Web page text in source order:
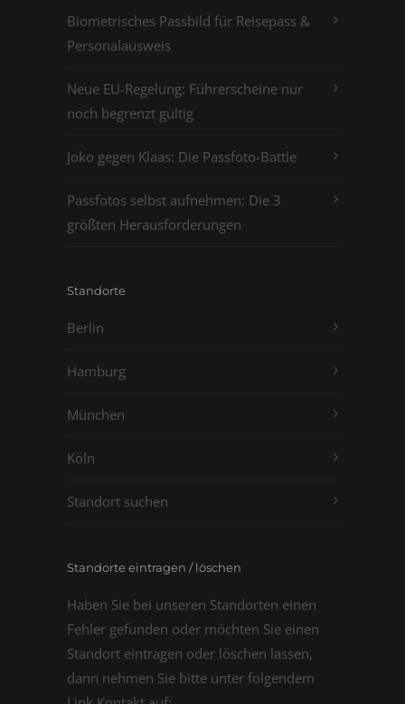
Biometrisches Passbild für Reisepass &
Personalausweis
Neue EU-Regelung: Führerscheine nur
noch begrenzt gültig
Joko gegen Klaas: Die Passfoto-Battle
Passfotos selbst aufnehmen: Die 3
größten Herausforderungen
Standorte
Berlin
Hamburg
München
Köln
Standort suchen
Standorte eintragen / löschen
Haben Sie bei unseren Standorten einen
Fehler gefunden oder möchten Sie einen
Standort eintragen oder löschen lassen,
dann nehmen Sie bitte unter folgendem